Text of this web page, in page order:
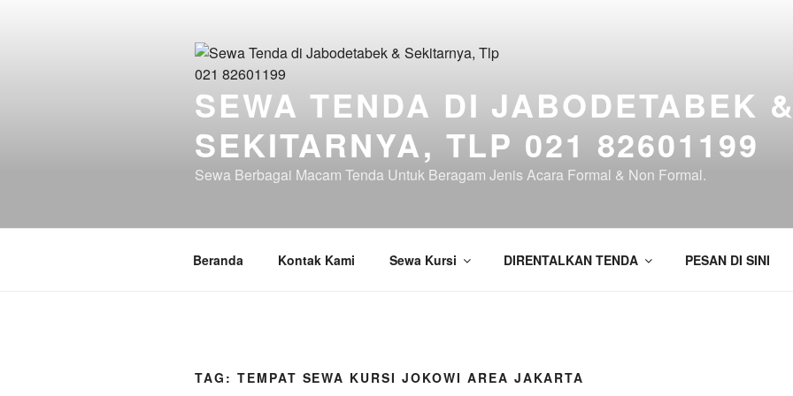
SEWA TENDA DI JABODETABEK
SEKITARNYA, TLP 021 82601199
Sewa Berbagai Macam Tenda Untuk Beragam Jenis Acara Formal & Non Formal.
Beranda Kontak Kami Sewa Kursi DIRENTALKAN TENDA PESAN DI SINI
TAG: TEMPAT SEWA KURSI JOKOWI AREA JAKARTA